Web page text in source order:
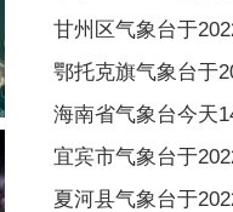
甘州区气象台于
鄂托克旗气象台于
海南省气象台今天
宜宾市气象台于
夏河县气象台于